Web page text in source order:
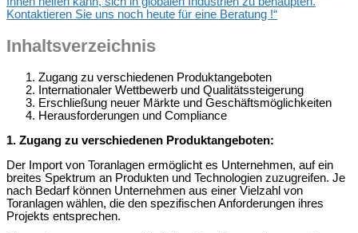
Kontaktieren Sie uns noch heute für eine Beratung !“
Inhaltsverzeichnis
Zugang zu verschiedenen Produktangeboten
Internationaler Wettbewerb und Qualitätssteigerung
Erschließung neuer Märkte und Geschäftsmöglichkeiten
Herausforderungen und Compliance
1. Zugang zu verschiedenen Produktangeboten:
Der Import von Toranlagen ermöglicht es Unternehmen, auf ein
breites Spektrum an Produkten und Technologien zuzugreifen. Je
nach Bedarf können Unternehmen aus einer Vielzahl von
Toranlagen wählen, die den spezifischen Anforderungen ihres
Projekts entsprechen.